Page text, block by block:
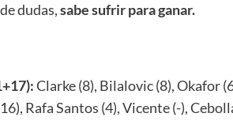
dudas,sabe sufrir para ganar.
Clarke (8), Bilalovic (8), Okafor
Rafa Santos (4), Vicente (-),